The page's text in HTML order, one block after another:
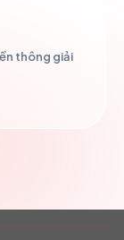
thông giải